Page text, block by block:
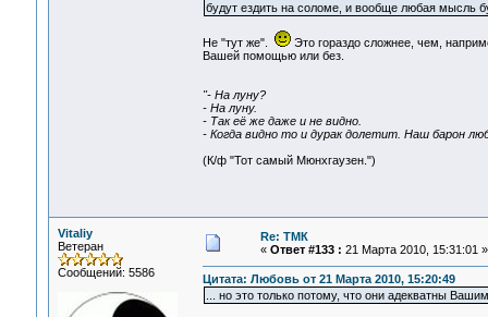
будут ездить на соломе, и вообще любая мысль
Не "тут же".
Это гораздо сложнее, чем,
Вашей помощью или без.
"- На луну?
- На луну.
- Так её же даже и не видно.
- Когда видно то и дурак долетит. Наш барон
(К/ф "Тот самый Мюнхгаузен.")
Vitaliy
Ветеран
Сообщений: 5586
Re: ТМК
« Ответ #133 : 21 Марта 2010, 15:31:01 »
Цитата: Любовь от 21 Марта 2010, 15:20:49
... но это только потому, что они адекватны